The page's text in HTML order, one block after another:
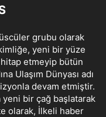
grubu olarak
yeni bir yüze
etmeyip bütün
Ulaşım Dünyası adı
devam etmiştir.
yeni bir çağ başlatarak
olarak, İlkeli haber